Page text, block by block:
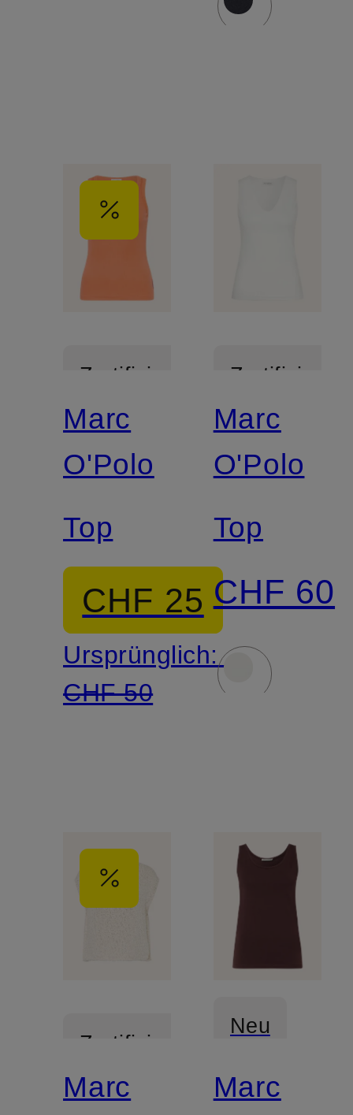
Zertifiziert
Marc
O'Polo
Top
CHF 25
Ursprünglich:
CHF 50
Zertifiziert
Marc
O'Polo
Top
CHF 60
Zertifiziert
Marc
Neu
Zertifiziert
Marc